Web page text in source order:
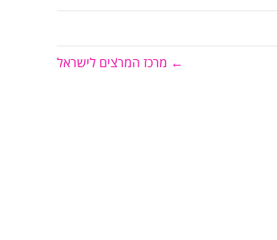
← מרכז המרצים לישראל